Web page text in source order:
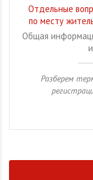
Отдельные
по месту
Общая
Разберем